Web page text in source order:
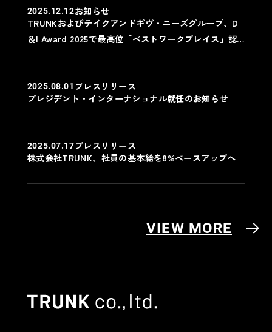
2025.12.12お知らせ
TRUNKおよびテイクアンドギヴ・ニーズグループ、D
＆I Award 2025で最高位「ベストワークプレイス」認
2025.08.01 プレスリリース
プレジデント・インターナショナル就任のお知らせ
2025.07.17プレスリリース
株式会社TRUNK、社員の基本給を8%ベースアップへ
VIEW MORE